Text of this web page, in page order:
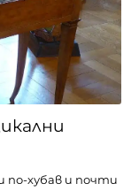
по-хубав и почти